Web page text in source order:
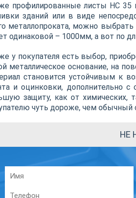
профилированные листы НС 35
зданий или в виде
металлопроката, можно
одинаковой – 1000мм, а вот по
у покупателя есть выбор,
металлическое основание, на
становится устойчивым к
и оцинковки, дополнительно
защиту, как от химических,
чуть дороже, чем обычный
НЕ